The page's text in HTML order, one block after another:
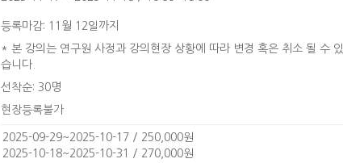
등록마감: 11월 12일까지
* 본 강의는 연구원 사정과 강의현장 상황에 따라 변경 혹은 취소 될 수 있
습니다.
선착순: 30명
현장등록불가
2025-09-29~2025-10-17 / 250,000원
2025-10-18~2025-10-31 / 270,000원